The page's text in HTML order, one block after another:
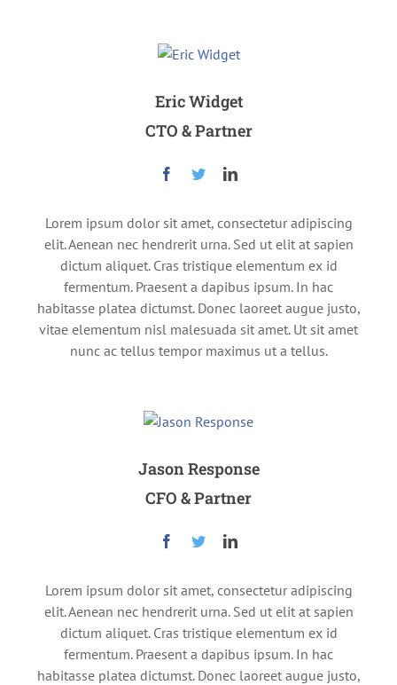
Eric Widget
CTO & Partner
Lorem ipsum dolor sit amet, consectetur adipiscing
elit. Aenean nec hendrerit urna. Sed ut elit at sapien
dictum aliquet. Cras tristique elementum ex id
fermentum. Praesent a dapibus ipsum. In hac
habitasse platea dictumst. Donec laoreet augue justo,
vitae elementum nisl malesuada sit amet. Ut sit amet
nunc ac tellus tempor maximus ut a tellus.
Jason Response
CFO & Partner
Lorem ipsum dolor sit amet, consectetur adipiscing
elit. Aenean nec hendrerit urna. Sed ut elit at sapien
dictum aliquet. Cras tristique elementum ex id
fermentum. Praesent a dapibus ipsum. In hac
habitasse platea dictumst. Donec laoreet augue justo,